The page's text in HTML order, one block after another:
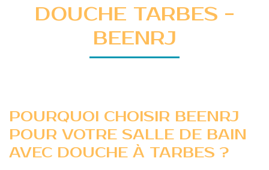
DOUCHE TARBES -
BEENRJ
POURQUOI CHOISIR BEENRJ
POUR VOTRE SALLE DE BAIN
AVEC DOUCHE À TARBES ?